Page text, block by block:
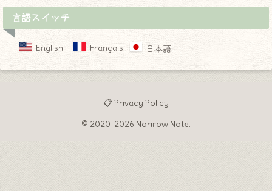
言語スイッチ
English Français 日本語
📋 Privacy Policy
© 2020-2026 Norirow Note.